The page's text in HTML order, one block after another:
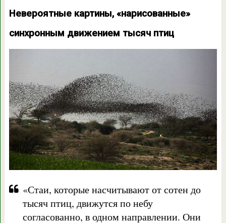
Невероятные картины, «нарисованные»
синхронным движением тысяч птиц
«Стаи, которые насчитывают от сотен до
тысяч птиц, движутся по небу
согласованно, в одном направлении. Они